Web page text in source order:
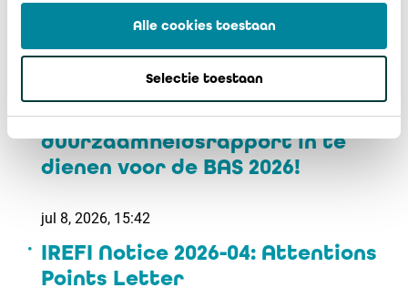
Alle cookies toestaan
Selectie toestaan
ESG-nieuws - 1 - 15 juli 2026
jul 15, 2026, 15:12
Nog twee weken om uw
duurzaamheidsrapport in te
dienen voor de BAS 2026!
jul 8, 2026, 15:42
IREFI Notice 2026-04: Attentions
Points Letter